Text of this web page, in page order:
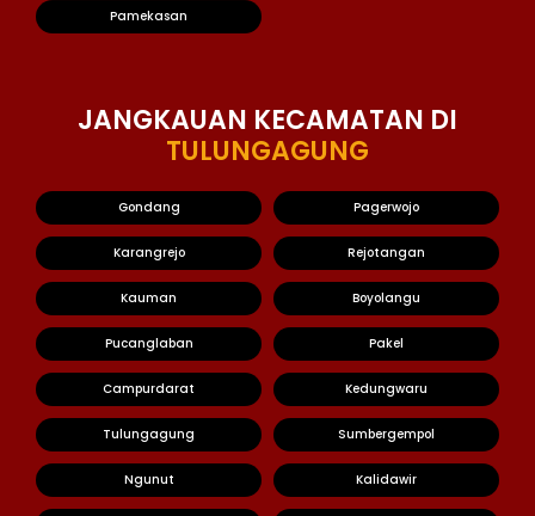
Pamekasan
JANGKAUAN KECAMATAN DI
TULUNGAGUNG
Gondang Pagerwojo
Karangrejo Rejotangan
Kauman Boyolangu
Pucanglaban Pakel
Campurdarat Kedungwaru
Tulungagung Sumbergempol
Ngunut Kalidawir